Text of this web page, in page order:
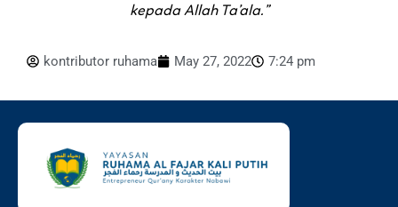
kepada Allah Ta’ala.”
kontributor ruhama May 27, 2022 7:24 pm